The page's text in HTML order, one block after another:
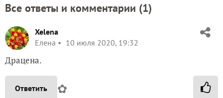
Все ответы и комментарии (1)
Xelena
Елена
10 июля 2020, 19:32
Драцена.
Ответить ✿